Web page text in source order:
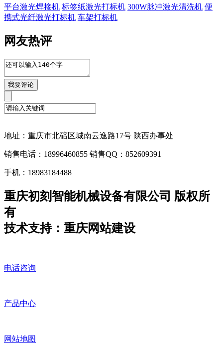
平台激光焊接机 标签纸激光打标机 300W脉冲激光清洗机 便
携式光纤激光打标机 车架打标机
网友热评
地址：重庆市北碚区城南云逸路17号 陕西办事处
销售电话：18996460855 销售QQ：852609391
手机：18983184488
重庆初刻智能机械设备有限公司 版权所
有
技术支持：重庆网站建设
电话咨询
产品中心
网站地图